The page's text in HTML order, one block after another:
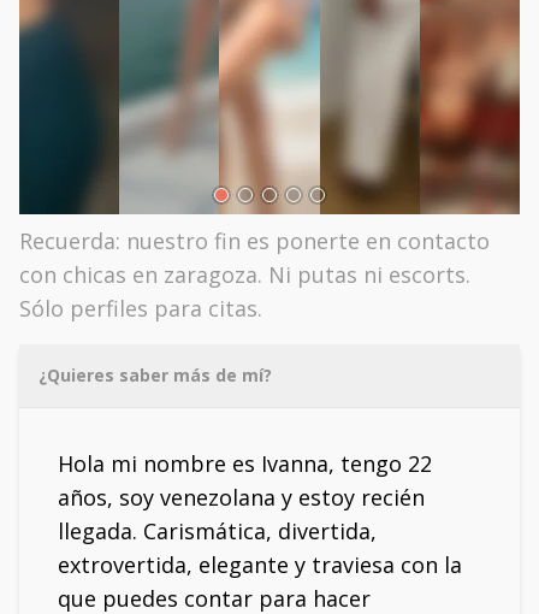
Recuerda: nuestro fin es ponerte en contacto
con chicas en zaragoza. Ni putas ni escorts.
Sólo perfiles para citas.
¿Quieres saber más de mí?
Hola mi nombre es Ivanna, tengo 22
años, soy venezolana y estoy recién
llegada. Carismática, divertida,
extrovertida, elegante y traviesa con la
que puedes contar para hacer